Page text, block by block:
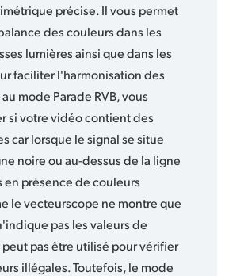
précise. Il vous permet
des couleurs dans les
lumières ainsi que dans les
faciliter l'harmonisation des
mode Parade RVB, vous
si votre vidéo contient des
car lorsque le signal se situe
noire ou au-dessus de la ligne
en présence de couleurs
le vecteurscope ne montre que
pas les valeurs de
pas être utilisé pour vérifier
illégales. Toutefois, le mode